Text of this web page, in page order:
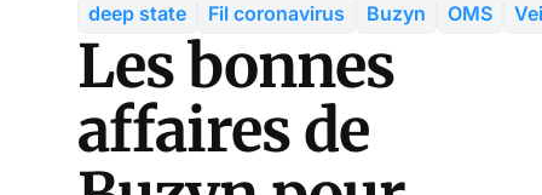
deep state Fil coronavirus Buzyn OMS
Les bonnes
affaires de